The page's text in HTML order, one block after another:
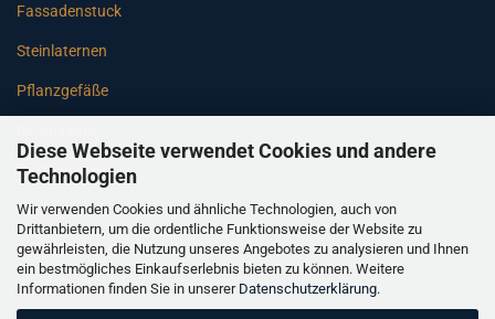
Diese Webseite verwendet Cookies und andere
Technologien
Wir verwenden Cookies und ähnliche Technologien, auch von
Drittanbietern, um die ordentliche Funktionsweise der Website zu
gewährleisten, die Nutzung unseres Angebotes zu analysieren und Ihnen
ein bestmögliches Einkaufserlebnis bieten zu können. Weitere
Informationen finden Sie in unserer Datenschutzerklärung.
Fassadenstuck
Steinlaternen
Pflanzgefäße
Gartenbänke
Pfeiler
Gartenbrunnen
Gartenfiguren